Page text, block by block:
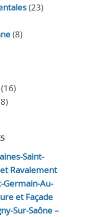
(23)
(8)
Saint-
Ravalement
Germain-Au-
et Façade
Sur-Saône –